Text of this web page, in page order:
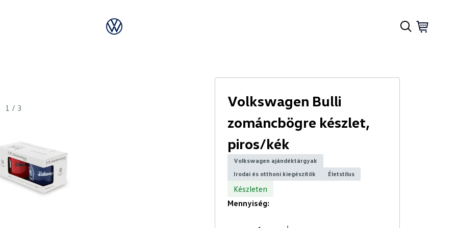
1 / 3
Volkswagen Bulli
zománcbögre készlet,
piros/kék
Volkswagen ajándéktárgyak
Irodai és otthoni kiegészítők
Életstílus
Készleten
Mennyiség: